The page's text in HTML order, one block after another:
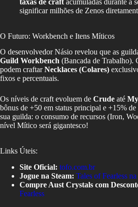
significar milhões de Zenos
O Futuro: Workbench e Itens Míticos
O desenvolvedor Násio revelou que as
Guild Workbench (Bancada de Trabalho).
podem craftarNecklaces (Colares)
fixos e percentuais.
Os níveis de craft evoluem de Crude até
bônus de +50 em status principal e +15%
sua guilda: o consumo de recursos (Iron,
nível Mítico será gigantesco!
Links Úteis:
Site Oficial: tofo.com.br
Jogue na Steam: Tales of Fearless
Compre Aust Crystals com
Fearless